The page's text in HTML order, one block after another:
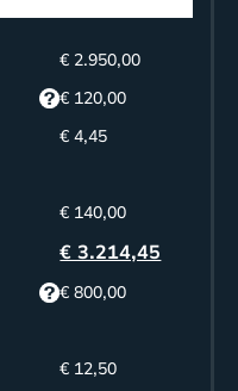
€ 2.950,00
€ 120,00
€ 4,45
€ 140,00
€ 3.214,45
€ 800,00
€ 12,50